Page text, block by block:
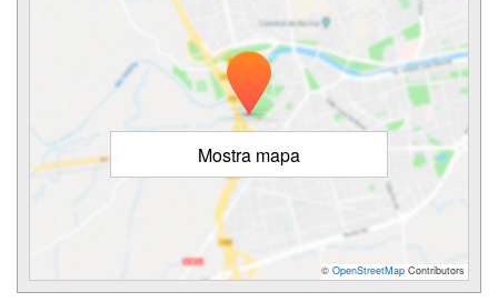
Mostra mapa
© OpenStreetMap Contributors